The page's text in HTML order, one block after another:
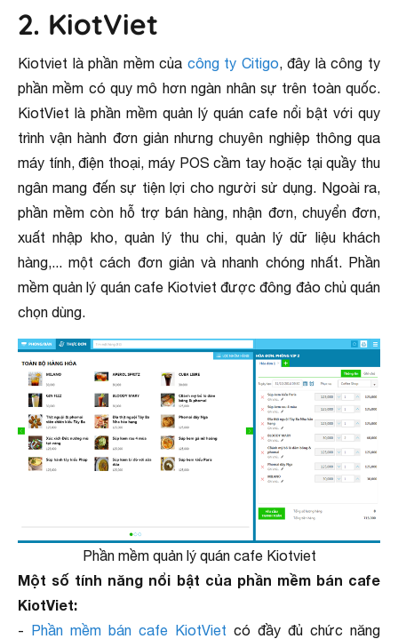
2. KiotViet
Kiotviet là phần mềm của công ty Citigo, đây là công ty
phần mềm có quy mô hơn ngàn nhân sự trên toàn quốc.
KiotViet là phần mềm quản lý quán cafe nổi bật với quy
trình vận hành đơn giản nhưng chuyên nghiệp thông qua
máy tính, điện thoại, máy POS cầm tay hoặc tại quầy thu
ngân mang đến sự tiện lợi cho người sử dụng. Ngoài ra,
phần mềm còn hỗ trợ bán hàng, nhận đơn, chuyển đơn,
xuất nhập kho, quản lý thu chi, quản lý dữ liệu khách
hàng,... một cách đơn giản và nhanh chóng nhất. Phần
mềm quản lý quán cafe Kiotviet được đông đảo chủ quán
chọn dùng.
Phần mềm quản lý quán cafe Kiotviet
Một số tính năng nổi bật của phần mềm bán cafe
KiotViet:
- Phần mềm bán cafe KiotViet có đầy đủ chức năng